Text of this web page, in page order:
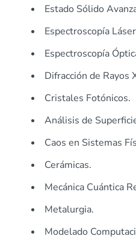
Estado Sólido
Espectroscopía
Espectroscopía
Difracción de Rayos
Cristales Fotónicos.
Análisis de
Caos en Sistemas
Cerámicas.
Mecánica Cuántica
Metalurgia.
Modelado